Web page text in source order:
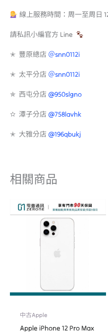
線上服務時間：周一至周日
請私訊小編官方 Line
✭ 豐原總店 ＠snn0112i
✭ 太平分店 ＠snn0112i
✯ 西屯分店 @950slgno
✫ 潭子分店 @758lavhk
✭ 大雅分店 @196qbukj
相關商品
中古Apple
Apple iPhone 12 Pro Max